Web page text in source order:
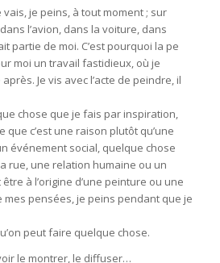
je peins, à tout moment ; sur
l’avion, dans la voiture, dans
partie de moi. C’est pourquoi la pe
moi un travail fastidieux, où je
Je vis avec l’acte de peindre, il
chose que je fais par inspiration,
c’est une raison plutôt qu’une
événement social, quelque chose
rue, une relation humaine ou un
à l’origine d’une peinture ou une
mes pensées, je peins pendant que je
peut faire quelque chose.
le montrer, le diffuser…